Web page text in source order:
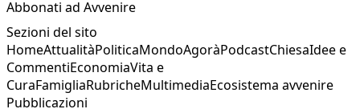
Abbonati ad Avvenire
Sezioni del sito
HomeAttualitàPoliticaMondoAgoràPodcastChiesaIdee e
CommentiEconomiaVita e
CuraFamigliaRubricheMultimediaEcosistema avvenire
Pubblicazioni